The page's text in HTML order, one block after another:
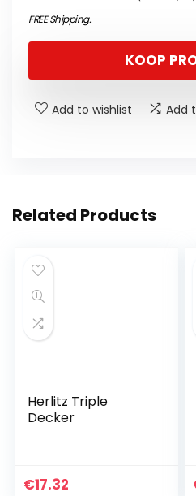
FREE Shipping.
KOOP
Add to wishlist Add
Related Products
Herlitz Triple
Decker
€17.32